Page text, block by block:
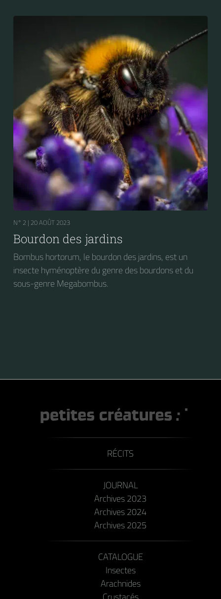
N° 2 | 20 AOÛT 2023
Bourdon des jardins
Bombus hortorum, le bourdon des jardins, est un
insecte hyménoptère du genre des bourdons et du
sous-genre Megabombus.
RÉCITS
JOURNAL
Archives 2023
Archives 2024
Archives 2025
CATALOGUE
Insectes
Arachnides